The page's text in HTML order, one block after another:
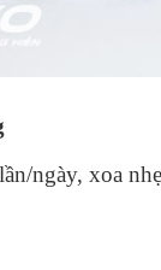
ngày, xoa